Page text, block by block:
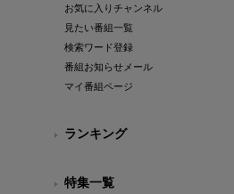
お気に入りチャンネル
見たい番組一覧
検索ワード登録
番組お知らせメール
マイ番組ページ
ランキング
特集一覧